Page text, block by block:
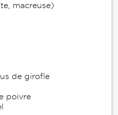
macreuse)
de girofle
poivre